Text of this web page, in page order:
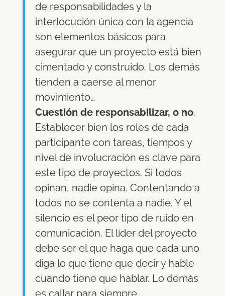
de responsabilidades y la
interlocución única con la agencia
son elementos básicos para
asegurar que un proyecto está bien
cimentado y construido. Los demás
tienden a caerse al menor
movimiento…
Cuestión de responsabilizar, o no.
Establecer bien los roles de cada
participante con tareas, tiempos y
nivel de involucración es clave para
este tipo de proyectos. Si todos
opinan, nadie opina. Contentando a
todos no se contenta a nadie. Y el
silencio es el peor tipo de ruido en
comunicación. El líder del proyecto
debe ser el que haga que cada uno
diga lo que tiene que decir y hable
cuando tiene que hablar. Lo demás